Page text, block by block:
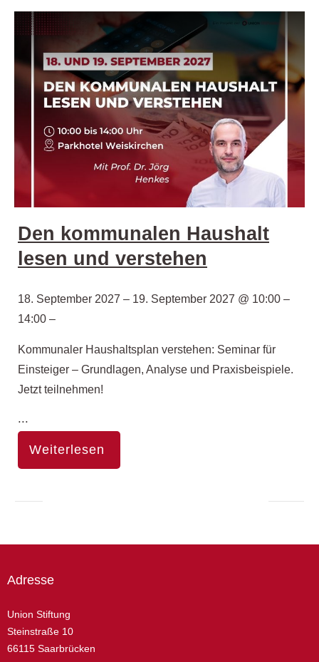
Den kommunalen Haushalt
lesen und verstehen
18. September 2027 – 19. September 2027 @ 10:00 –
14:00 –
Kommunaler Haushaltsplan verstehen: Seminar für
Einsteiger – Grundlagen, Analyse und Praxisbeispiele.
Jetzt teilnehmen!
...
Weiterlesen
Adresse
Union Stiftung
Steinstraße 10
66115 Saarbrücken